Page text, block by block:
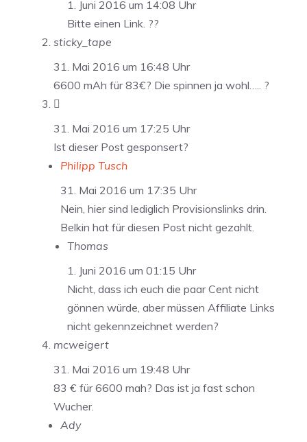
1. Juni 2016 um 14:08 Uhr
Bitte einen Link. ??
sticky_tape
31. Mai 2016 um 16:48 Uhr
6600 mAh für 83€? Die spinnen ja wohl….. ?

31. Mai 2016 um 17:25 Uhr
Ist dieser Post gesponsert?
Philipp Tusch
31. Mai 2016 um 17:35 Uhr
Nein, hier sind lediglich Provisionslinks drin.
Belkin hat für diesen Post nicht gezahlt.
Thomas
1. Juni 2016 um 01:15 Uhr
Nicht, dass ich euch die paar Cent nicht
gönnen würde, aber müssen Affiliate Links
nicht gekennzeichnet werden?
mcweigert
31. Mai 2016 um 19:48 Uhr
83 € für 6600 mah? Das ist ja fast schon
Wucher.
Ady